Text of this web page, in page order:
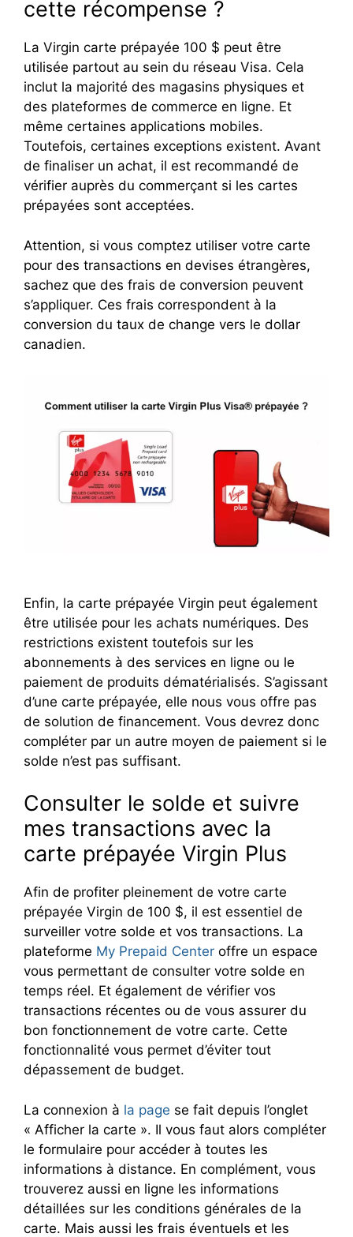
cette récompense ?
La Virgin carte prépayée 100 $ peut être
utilisée partout au sein du réseau Visa. Cela
inclut la majorité des magasins physiques et
des plateformes de commerce en ligne. Et
même certaines applications mobiles.
Toutefois, certaines exceptions existent. Avant
de finaliser un achat, il est recommandé de
vérifier auprès du commerçant si les cartes
prépayées sont acceptées.
Attention, si vous comptez utiliser votre carte
pour des transactions en devises étrangères,
sachez que des frais de conversion peuvent
s’appliquer. Ces frais correspondent à la
conversion du taux de change vers le dollar
canadien.
Enfin, la carte prépayée Virgin peut également
être utilisée pour les achats numériques. Des
restrictions existent toutefois sur les
abonnements à des services en ligne ou le
paiement de produits dématérialisés. S’agissant
d’une carte prépayée, elle nous vous offre pas
de solution de financement. Vous devrez donc
compléter par un autre moyen de paiement si le
solde n’est pas suffisant.
Consulter le solde et suivre
mes transactions avec la
carte prépayée Virgin Plus
Afin de profiter pleinement de votre carte
prépayée Virgin de 100 $, il est essentiel de
surveiller votre solde et vos transactions. La
plateforme My Prepaid Center offre un espace
vous permettant de consulter votre solde en
temps réel. Et également de vérifier vos
transactions récentes ou de vous assurer du
bon fonctionnement de votre carte. Cette
fonctionnalité vous permet d’éviter tout
dépassement de budget.
La connexion à la page se fait depuis l’onglet
« Afficher la carte ». Il vous faut alors compléter
le formulaire pour accéder à toutes les
informations à distance. En complément, vous
trouverez aussi en ligne les informations
détaillées sur les conditions générales de la
carte. Mais aussi les frais éventuels et les